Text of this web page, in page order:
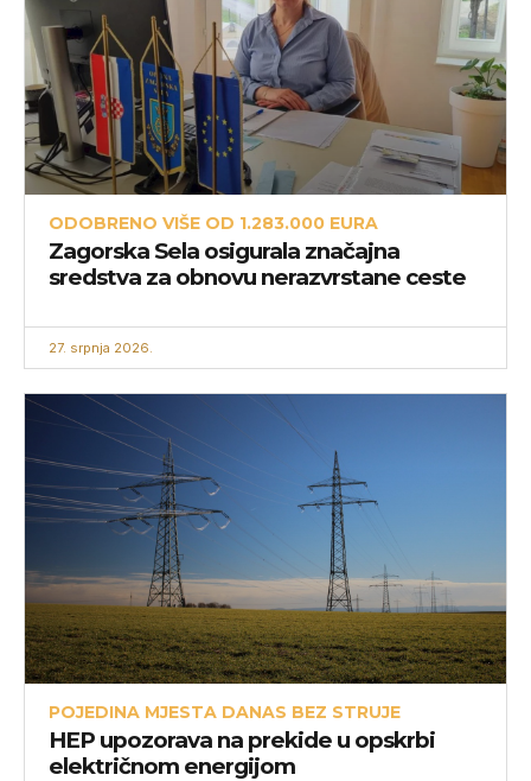
ODOBRENO VIŠE OD 1.283.000 EURA
Zagorska Sela osigurala značajna
sredstva za obnovu nerazvrstane ceste
27. srpnja 2026.
POJEDINA MJESTA DANAS BEZ STRUJE
HEP upozorava na prekide u opskrbi
električnom energijom